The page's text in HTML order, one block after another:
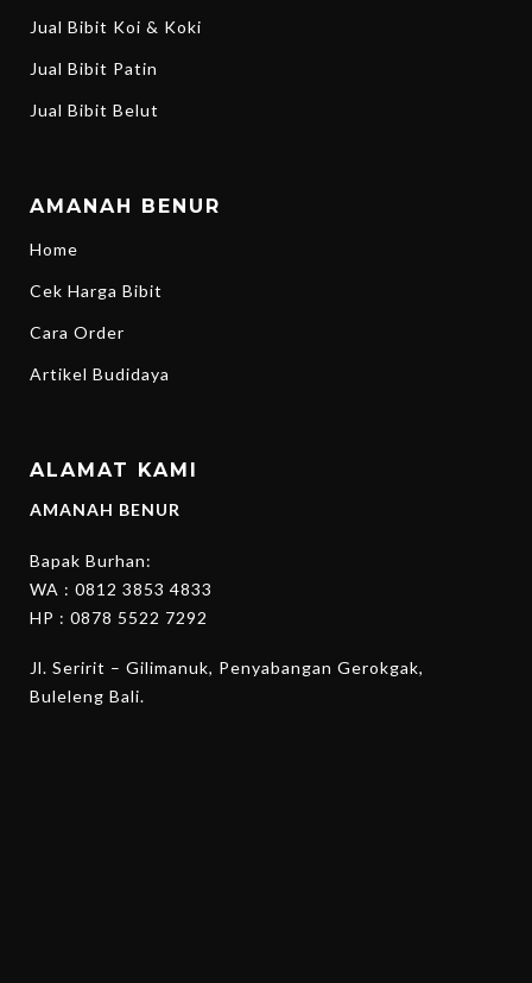
Jual Bibit Koi & Koki
Jual Bibit Patin
Jual Bibit Belut
AMANAH BENUR
Home
Cek Harga Bibit
Cara Order
Artikel Budidaya
ALAMAT KAMI
AMANAH BENUR
Bapak Burhan:
WA : 0812 3853 4833
HP : 0878 5522 7292
Jl. Seririt – Gilimanuk, Penyabangan Gerokgak,
Buleleng Bali.